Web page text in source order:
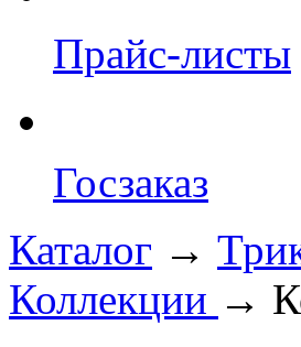
Прайс-листы
Госзаказ
Каталог →
Коллекции →